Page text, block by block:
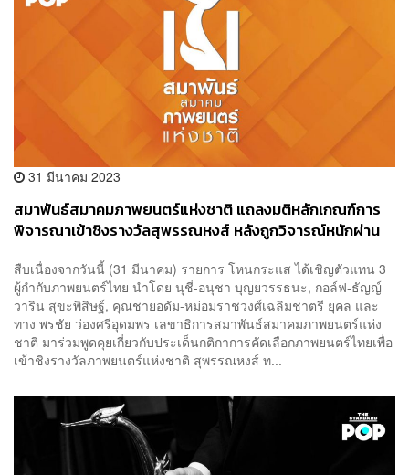
31 มีนาคม 2023
สมาพันธ์สมาคมภาพยนตร์แห่งชาติ แถลงมติหลักเกณฑ์การ
พิจารณาเข้าชิงรางวัลสุพรรณหงส์ หลังถูกวิจารณ์หนักผ่าน
สืบเนื่องจากวันนี้ (31 มีนาคม) รายการ โหนกระแส ได้เชิญตัวแทน 3
ผู้กำกับภาพยนตร์ไทย นำโดย นุชี่-อนุชา บุญยวรรธนะ, กอล์ฟ-ธัญญ์
วาริน สุขะพิสิษฐ์, คุณชายอดัม-หม่อมราชวงศ์เฉลิมชาตรี ยุคล และ
ทาง พรชัย ว่องศรีอุดมพร เลขาธิการสมาพันธ์สมาคมภาพยนตร์แห่ง
ชาติ มาร่วมพูดคุยเกี่ยวกับประเด็นกติกาการคัดเลือกภาพยนตร์ไทยเพื่อ
เข้าชิงรางวัลภาพยนตร์แห่งชาติ สุพรรณหงส์ ท...